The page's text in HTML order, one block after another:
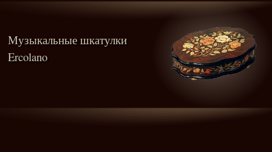
Музыкальные шкатулки
Ercolano